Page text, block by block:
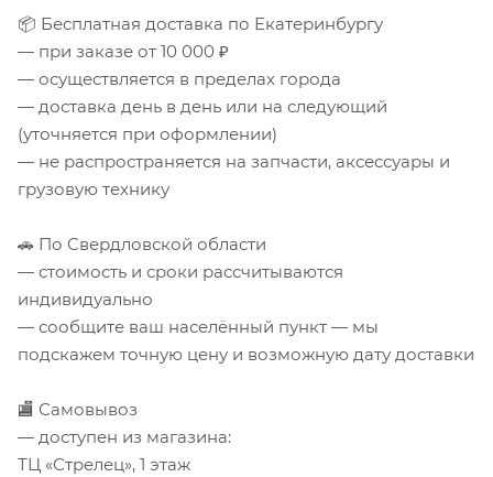
📦 Бесплатная доставка по Екатеринбургу
— при заказе от 10 000 ₽
— осуществляется в пределах города
— доставка день в день или на следующий
(уточняется при оформлении)
— не распространяется на запчасти, аксессуары и
грузовую технику
🚗 По Свердловской области
— стоимость и сроки рассчитываются
индивидуально
— сообщите ваш населённый пункт — мы
подскажем точную цену и возможную дату доставки
🏬 Самовывоз
— доступен из магазина:
ТЦ «Стрелец», 1 этаж